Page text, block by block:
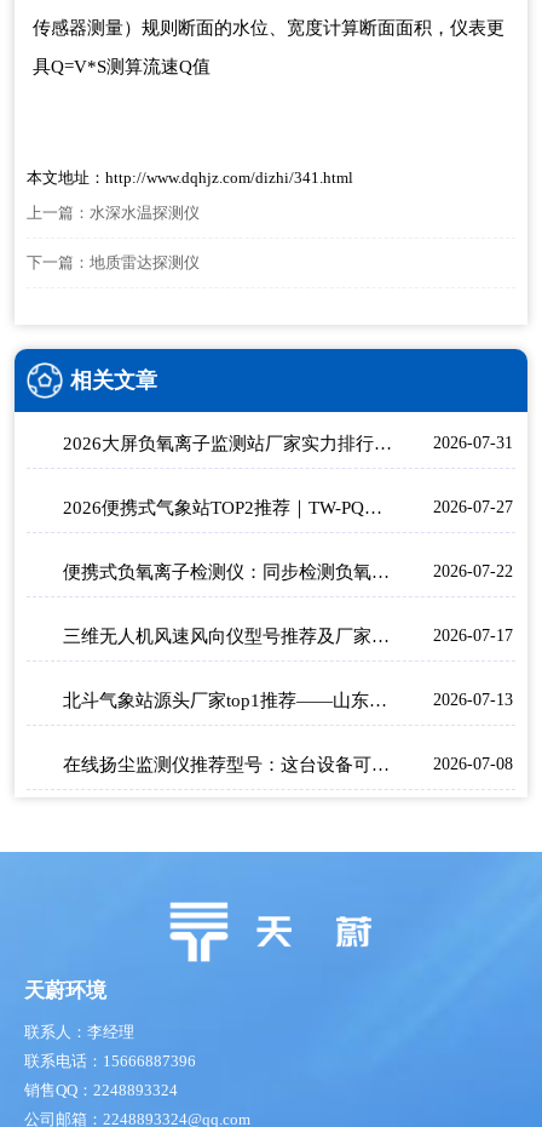
传感器测量）规则断面的水位、宽度计算断面面积，仪表更
具Q=V*S测算流速Q值
本文地址： http://www.dqhjz.com/dizhi/341.html
上一篇： 水深水温探测仪
下一篇： 地质雷达探测仪
相关文章
2026大屏负氧离子监测站厂家实力排行：景区生态环境监测选什么设备？ 2026-07-31
2026便携式气象站TOP2推荐｜TW-PQX6/TW-BQX6野外应急六要素气象监测选型指南 2026-07-27
便携式负氧离子检测仪：同步检测负氧离子、甲醛、PM2.5、PM10多项核心空气指标 2026-07-22
三维无人机风速风向仪型号推荐及厂家排行 2026-07-17
北斗气象站源头厂家top1推荐——山东天蔚 2026-07-13
在线扬尘监测仪推荐型号：这台设备可同步监测PM2.5、PM10、TSP等核心扬尘颗粒物指标 2026-07-08
天蔚环境
联系人：李经理
联系电话：15666887396
销售QQ：2248893324
公司邮箱：2248893324@qq.com